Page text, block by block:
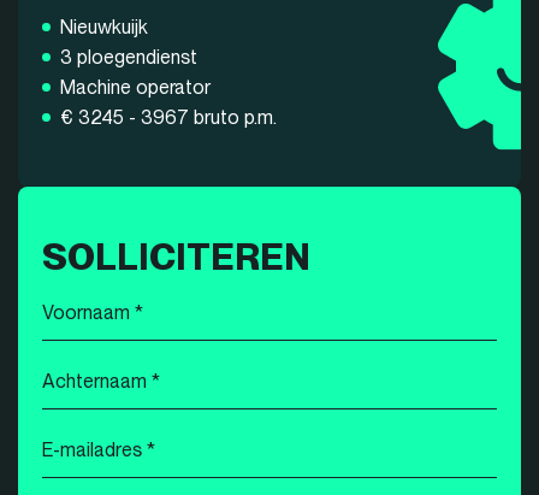
SOLLICITEREN
Voornaam
*
Achternaam
*
E-
mailadres
Nieuwkuijk
3 ploegendienst
Machine operator
€ 3245 - 3967 bruto p.m.